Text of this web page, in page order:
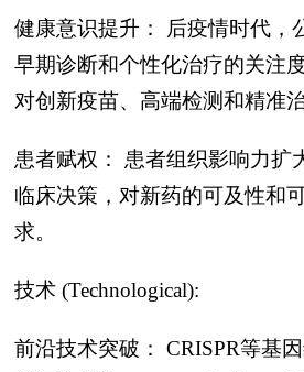
健康意识提升： 后疫情时代，
早期诊断和个性化治疗的关注
对创新疫苗、高端检测和精准
患者赋权： 患者组织影响力扩
临床决策，对新药的可及性和
求。
技术 (Technological):
前沿技术突破： CRISPR等基